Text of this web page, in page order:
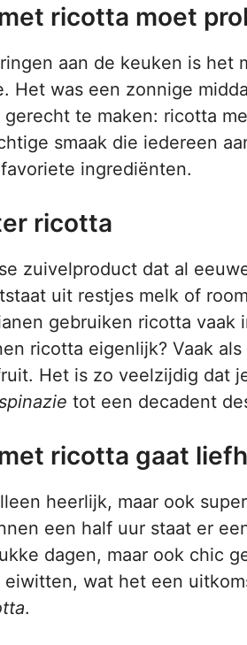
ricotta moet
aan de keuken is het
Het was een zonnige
te maken: ricotta
smaak die iedereen
ingrediënten.
ricotta
zuivelproduct dat al
uit restjes melk of
gebruiken ricotta vaak
ricotta eigenlijk? Vaak
Het is zo veelzijdig dat
tot een decadent
ricotta gaat
heerlijk, maar ook
een half uur staat er
dagen, maar ook chic
wat het een
.